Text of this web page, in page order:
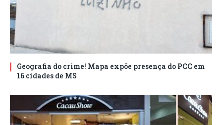
Geografia do crime! Mapa expõe presença do PCC em
16 cidades de MS